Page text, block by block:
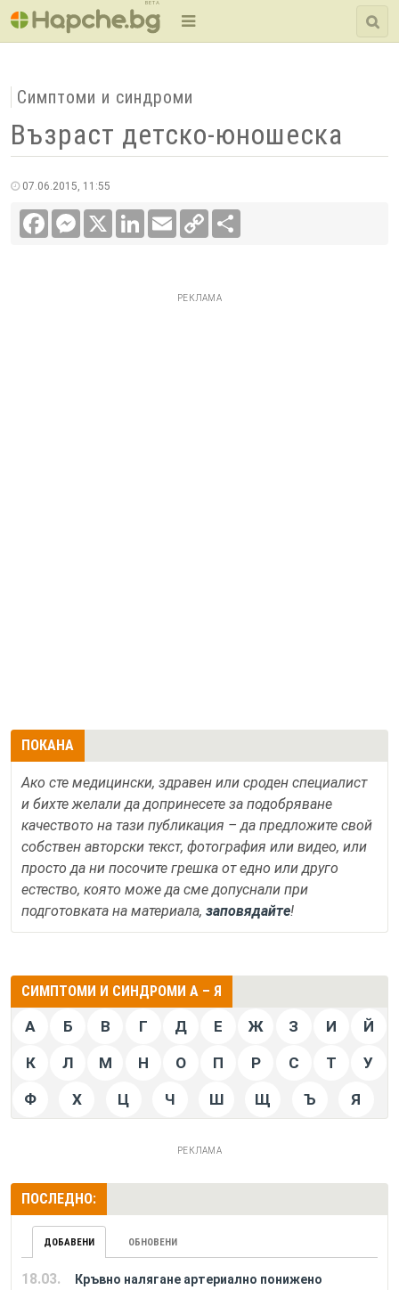
BETA
Симптоми и синдроми
Възраст детско-юношеска
07.06.2015, 11:55
FacebookMessenger LinkedInEmail
Copy
Link
РЕКЛАМА
ПОКАНА
Ако сте медицински, здравен или сроден специалист
и бихте желали да допринесете за подобряване
качеството на тази публикация – да предложите свой
собствен авторски текст, фотография или видео, или
просто да ни посочите грешка от едно или друго
естество, която може да сме допуснали при
подготовката на материала, заповядайте!
СИМПТОМИ И СИНДРОМИ А – Я
А Б В Г Д Е Ж З И Й
К Л М Н О П Р С Т У
Ф Х Ц Ч Ш Щ Ъ Я
РЕКЛАМА
ПОСЛЕДНО:
ДОБАВЕНИ ОБНОВЕНИ
18.03.
Кръвно налягане артериално понижено